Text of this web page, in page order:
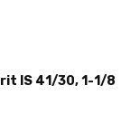
IS 41/30, 1-1/8